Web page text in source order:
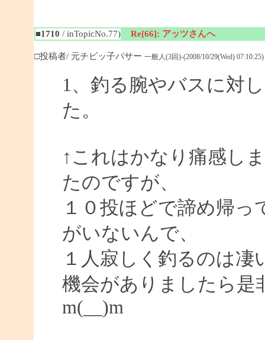
■1710 / inTopicNo.77) Re[66]: アッツさんへ
□投稿者/ 元チビッ子バサー 一般人(3回)-(2008/10/29(Wed) 07:10:25)
1、釣る腕やバスに対
た。
↑これはかなり痛感し
たのですが、
１０投ほどで諦め帰
がいないんで、
１人寂しく釣るのは凄
機会がありましたら
m(__)m